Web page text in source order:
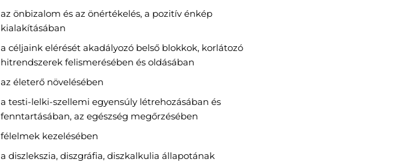
az önbizalom és az önértékelés, a pozitív énkép
kialakításában
a céljaink elérését akadályozó belső blokkok, korlátozó
hitrendszerek felismerésében és oldásában
az életerő növelésében
a testi-lelki-szellemi egyensúly létrehozásában és
fenntartásában, az egészség megőrzésében
félelmek kezelésében
a diszlekszia, diszgráfia, diszkalkulia állapotának